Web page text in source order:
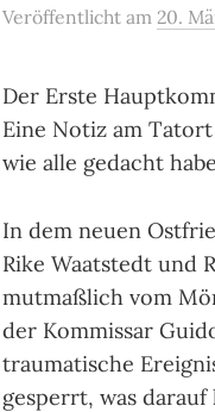
Veröffentlicht am 20.
Der Erste
Eine Notiz am
wie alle gedacht
In dem neuen
Rike Waatstedt und
mutmaßlich vom
der Kommissar
traumatische
gesperrt, was